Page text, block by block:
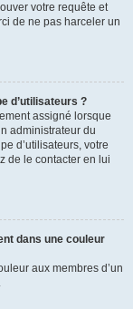
votre requête et
de ne pas harceler un
d’utilisateurs ?
assigné lorsque
administrateur du
d’utilisateurs, votre
de le contacter en lui
dans une couleur
aux membres d’un